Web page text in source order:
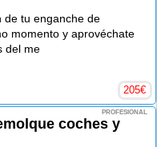
de tu enganche de
momento y aprovéchate
del me
205€
PROFESIONAL
coches y